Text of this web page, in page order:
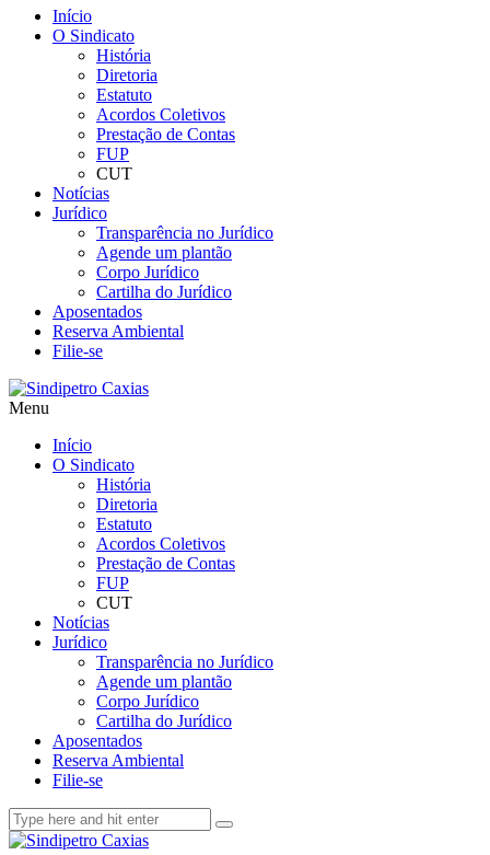
Início
O Sindicato
História
Diretoria
Estatuto
Acordos Coletivos
Prestação de Contas
FUP
CUT
Notícias
Jurídico
Transparência no Jurídico
Agende um plantão
Corpo Jurídico
Cartilha do Jurídico
Aposentados
Reserva Ambiental
Filie-se
Menu
Início
O Sindicato
História
Diretoria
Estatuto
Acordos Coletivos
Prestação de Contas
FUP
CUT
Notícias
Jurídico
Transparência no Jurídico
Agende um plantão
Corpo Jurídico
Cartilha do Jurídico
Aposentados
Reserva Ambiental
Filie-se